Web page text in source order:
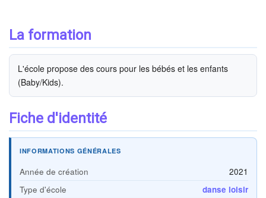
La formation
L'école propose des cours pour les bébés et les enfants
(Baby/Kids).
Fiche d'identité
INFORMATIONS GÉNÉRALES
Année de création
2021
Type d'école
danse loisir